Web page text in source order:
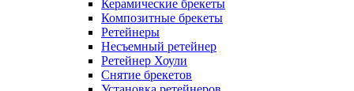
Керамические брекеты
Композитные брекеты
Ретейнеры
Несъемный ретейнер
Ретейнер Хоули
Снятие брекетов